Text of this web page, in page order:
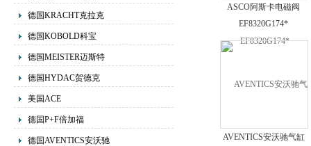
德国KRACHT克拉克
德国KOBOLD科宝
德国MEISTER迈斯特
德国HYDAC贺德克
美国ACE
德国P+F倍加福
德国AVENTICS安沃驰
ASCO阿斯卡电磁阀
EF8320G174*
AVENTICS安沃驰气缸